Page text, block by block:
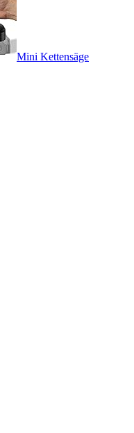
Mini Kettensäge